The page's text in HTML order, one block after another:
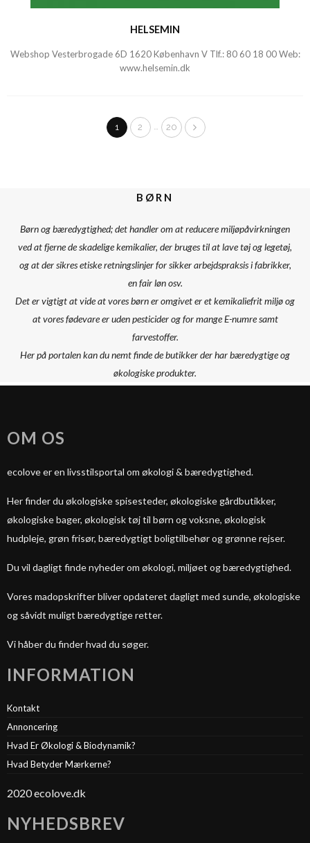
HELSEMIN
Webshop Vesterbrogade 6D 1620 København V Tlf.: 80 60 18 00Web:
www.helsemin.dk
1 2 … 20
BØRN
Børn og bæredygtighed; det handler om at reducere miljøpåvirkningen
ved at fjerne de skadelige kemikalier, der bruges til at lave tøj og legetøj,
og at der sikres etiske retningslinjer for sikker arbejdspraksis i fabrikker,
en fair løn osv.
Det er vigtigt at vide at vores børn er omgivet er et kemikaliefrit miljø og
at vores fødevare er uden pesticider og for mange E-numre samt
farvestoffer.
Her på portalen kan du nemt finde de butikker der har bæredygtige og
økologiske produkter.
OM OS
ecolove er en livsstilsportal om økologi & bæredygtighed.
Her finder du økologiske spisesteder, økologiske gårdbutikker,
økologiske bager, økologisk tøj til børn og voksne, økologisk
hudpleje, grøn frisør, bæredygtigt boligtilbehør og grønne rejser.
Du vil dagligt finde nyheder om økologi, miljøet og bæredygtighed.
Vores madopskrifter bliver opdateret dagligt med sunde, økologiske
og såvidt muligt bæredygtige retter.
Vi håber du finder hvad du søger.
INFORMATION
Kontakt
Annoncering
Hvad Er Økologi & Biodynamik?
Hvad Betyder Mærkerne?
2020 ecolove.dk
NYHEDSBREV